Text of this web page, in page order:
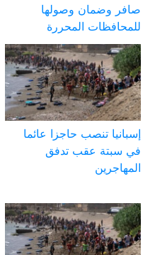
صافر وضمان وصولها
للمحافظات المحررة
إسبانيا تنصب حاجزا عائما
في سبتة عقب تدفق
المهاجرين